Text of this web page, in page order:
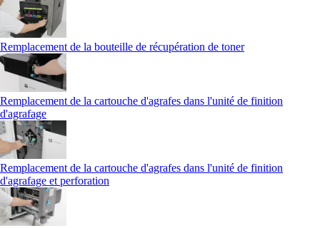
Remplacement de la bouteille de récupération de toner
Remplacement de la cartouche d'agrafes dans l'unité de finition
d'agrafage
Remplacement de la cartouche d'agrafes dans l'unité de finition
d'agrafage et perforation